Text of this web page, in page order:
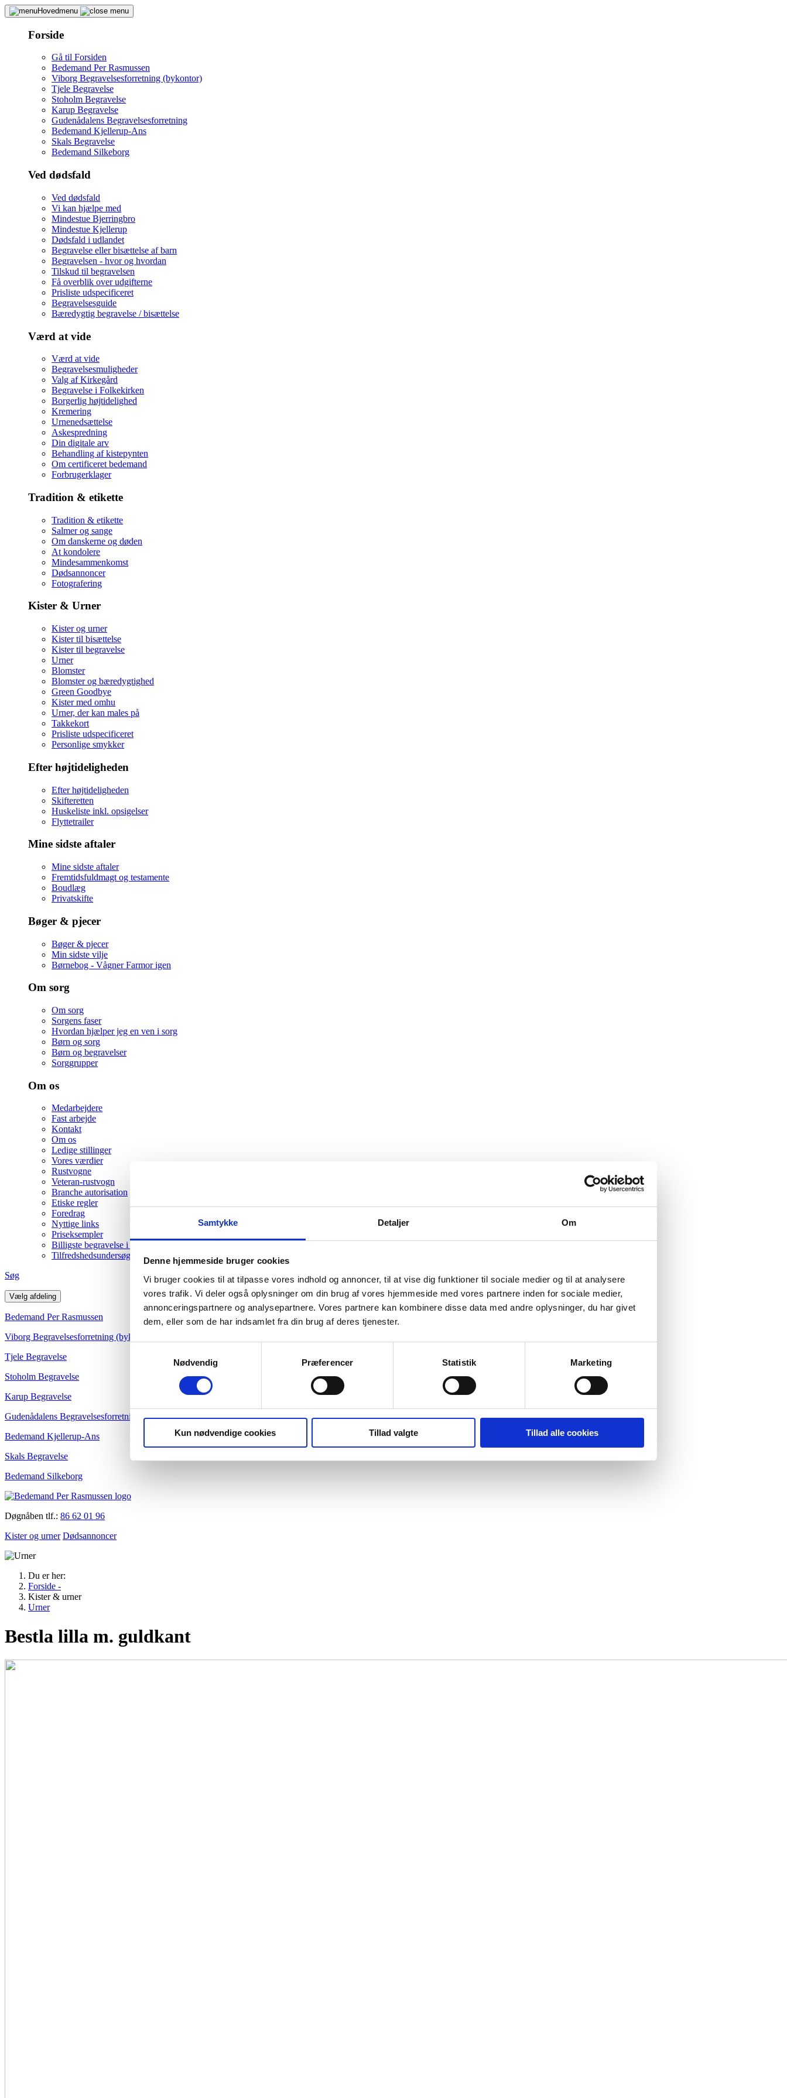
Samtykke Detaljer Om
Denne hjemmeside bruger cookies
Vi bruger cookies til at tilpasse vores indhold og annoncer, til at vise dig funktioner til sociale medier og til at analysere
vores trafik. Vi deler også oplysninger om din brug af vores hjemmeside med vores partnere inden for sociale medier,
annonceringspartnere og analysepartnere. Vores partnere kan kombinere disse data med andre oplysninger, du har givet
dem, eller som de har indsamlet fra din brug af deres tjenester.
Nødvendig
Præferencer Statistik Marketing
Kun nødvendige cookies Tillad valgte Tillad alle cookies
Hovedmenu
Forside
Gå til Forsiden
Bedemand Per Rasmussen
Viborg Begravelsesforretning (bykontor)
Tjele Begravelse
Stoholm Begravelse
Karup Begravelse
Gudenådalens Begravelsesforretning
Bedemand Kjellerup-Ans
Skals Begravelse
Bedemand Silkeborg
Ved dødsfald
Ved dødsfald
Vi kan hjælpe med
Mindestue Bjerringbro
Mindestue Kjellerup
Dødsfald i udlandet
Begravelse eller bisættelse af barn
Begravelsen - hvor og hvordan
Tilskud til begravelsen
Få overblik over udgifterne
Prisliste udspecificeret
Begravelsesguide
Bæredygtig begravelse / bisættelse
Værd at vide
Værd at vide
Begravelsesmuligheder
Valg af Kirkegård
Begravelse i Folkekirken
Borgerlig højtidelighed
Kremering
Urnenedsættelse
Askespredning
Din digitale arv
Behandling af kistepynten
Om certificeret bedemand
Forbrugerklager
Tradition & etikette
Tradition & etikette
Salmer og sange
Om danskerne og døden
At kondolere
Mindesammenkomst
Dødsannoncer
Fotografering
Kister & Urner
Kister og urner
Kister til bisættelse
Kister til begravelse
Urner
Blomster
Blomster og bæredygtighed
Green Goodbye
Kister med omhu
Urner, der kan males på
Takkekort
Prisliste udspecificeret
Personlige smykker
Efter højtideligheden
Efter højtideligheden
Skifteretten
Huskeliste inkl. opsigelser
Flyttetrailer
Mine sidste aftaler
Mine sidste aftaler
Fremtidsfuldmagt og testamente
Boudlæg
Privatskifte
Bøger & pjecer
Bøger & pjecer
Min sidste vilje
Børnebog - Vågner Farmor igen
Om sorg
Om sorg
Sorgens faser
Hvordan hjælper jeg en ven i sorg
Børn og sorg
Børn og begravelser
Sorggrupper
Om os
Medarbejdere
Fast arbejde
Kontakt
Om os
Ledige stillinger
Vores værdier
Rustvogne
Veteran-rustvogn
Branche autorisation
Etiske regler
Foredrag
Nyttige links
Priseksempler
Billigste begravelse i Viborg
Tilfredshedsundersøgelse
Søg
Vælg afdeling
Bedemand Per Rasmussen
Viborg Begravelsesforretning (bykontor)
Tjele Begravelse
Stoholm Begravelse
Karup Begravelse
Gudenådalens Begravelsesforretning
Bedemand Kjellerup-Ans
Skals Begravelse
Bedemand Silkeborg
Døgnåben tlf.: 86 62 01 96
Kister og urner Dødsannoncer
Du er her:
Forside -
Kister & urner
Urner
Bestla lilla m. guldkant